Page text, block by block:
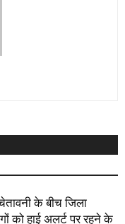
चेतावनी के बीच जिला
को हाई अलर्ट पर रहने के